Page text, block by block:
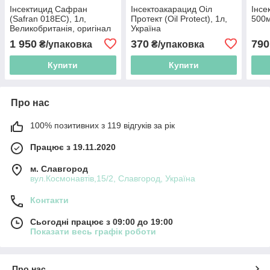
Інсектицид Сафран
(Safran 018EC), 1л,
Великобританія, оригінал
1 950 ₴/упаковка
Купити
Інсектоакарацид Оіл
Протект (Oil Protect), 1л,
Україна
370₴/упаковка
Купити
790
Про нас
100% позитивних з 119 відгуків за рік
Працює з 19.11.2020
м. Славгород
вул.Космонавтів,15/2, Славгород, Україна
Контакти
Сьогодні працює з 09:00 до 19:00
Показати весь графік роботи